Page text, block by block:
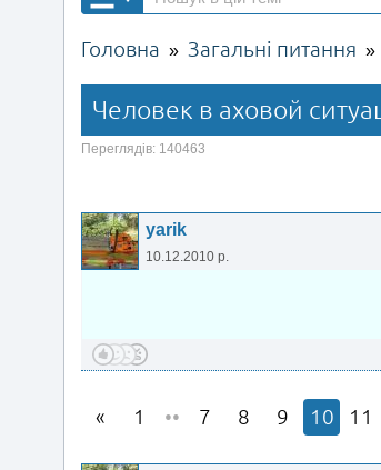
Головна » Загальні питання »
Человек в аховой
Переглядів: 140463
yarik
10.12.2010 р.
1 •• 7 8 9 10 11